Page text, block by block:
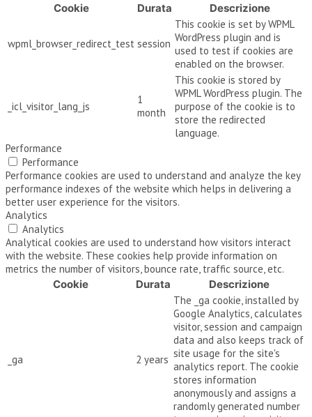
Cookie
Durata Descrizione
wpml_browser_redirect_test session
This cookie is set by WPML
WordPress plugin and is
used to test if cookies are
enabled on the browser.
_icl_visitor_lang_js
1
month
This cookie is stored by
WPML WordPress plugin. The
purpose of the cookie is to
store the redirected
language.
Performance
Performance
Performance cookies are used to understand and analyze the key
performance indexes of the website which helps in delivering a
better user experience for the visitors.
Analytics
Analytics
Analytical cookies are used to understand how visitors interact
with the website. These cookies help provide information on
metrics the number of visitors, bounce rate, traffic source, etc.
Cookie
Durata Descrizione
_ga 2 years
The _ga cookie, installed by
Google Analytics, calculates
visitor, session and campaign
data and also keeps track of
site usage for the site's
analytics report. The cookie
stores information
anonymously and assigns a
randomly generated number